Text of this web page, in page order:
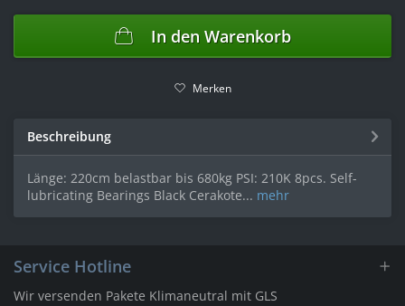
In den Warenkorb
Merken
Beschreibung
Länge: 220cm belastbar bis 680kg PSI: 210K 8pcs. Self-
lubricating Bearings Black Cerakote... mehr
Service Hotline
Wir versenden Pakete Klimaneutral mit GLS